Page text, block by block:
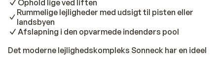
Ophold lige ved liften
Rummelige lejligheder med udsigt til pisten eller
landsbyen
Afslapning i den opvarmede indendørs pool
Det moderne lejlighedskompleks Sonneck har en ideel